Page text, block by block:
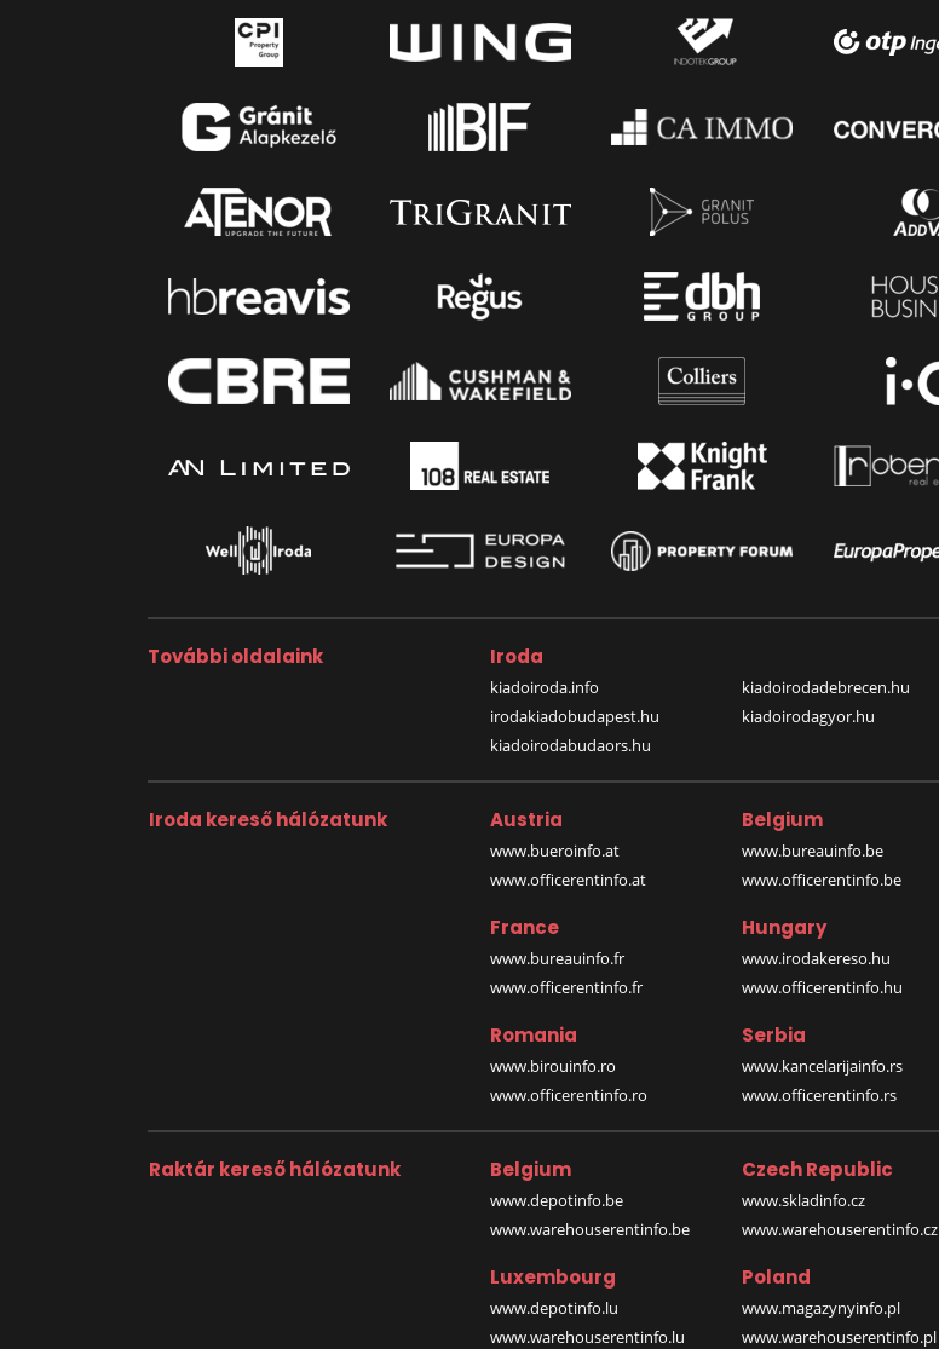
További oldalaink Iroda
kiadoiroda.info
irodakiadobudapest.hu
kiadoirodabudaors.hu
kiadoirodadebrecen.hu
kiadoirodagyor.hu
Iroda kereső hálózatunk Austria
www.bueroinfo.at
www.officerentinfo.at
Belgium
www.bureauinfo.be
www.officerentinfo.be
France
www.bureauinfo.fr
www.officerentinfo.fr
Hungary
www.irodakereso.hu
www.officerentinfo.hu
Romania
www.birouinfo.ro
www.officerentinfo.ro
Serbia
www.kancelarijainfo.rs
www.officerentinfo.rs
Raktár kereső hálózatunk Belgium
www.depotinfo.be
www.warehouserentinfo.be
Czech Republic
www.skladinfo.cz
www.warehouserentinfo.cz
Luxembourg
www.depotinfo.lu
www.warehouserentinfo.lu
Poland
www.magazynyinfo.pl
www.warehouserentinfo.pl